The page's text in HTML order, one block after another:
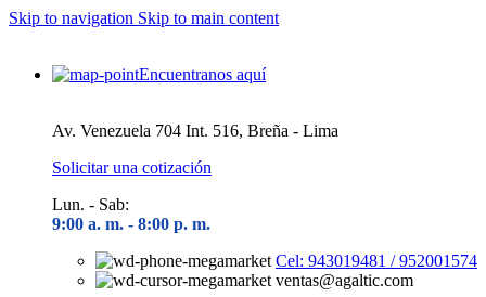
Skip to navigation Skip to main content
Encuentranos aquí
Av. Venezuela 704 Int. 516, Breña - Lima
Solicitar una cotización
Lun. - Sab:
9:00 a. m. - 8:00 p. m.
Cel: 943019481 / 952001574
ventas@agaltic.com